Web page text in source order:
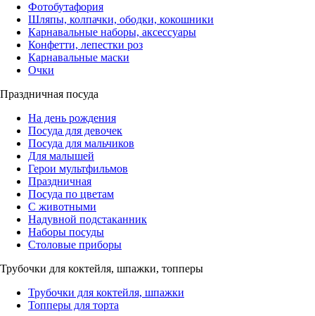
Фотобутафория
Шляпы, колпачки, ободки, кокошники
Карнавальные наборы, аксессуары
Конфетти, лепестки роз
Карнавальные маски
Очки
Праздничная посуда
На день рождения
Посуда для девочек
Посуда для мальчиков
Для малышей
Герои мультфильмов
Праздничная
Посуда по цветам
С животными
Надувной подстаканник
Наборы посуды
Столовые приборы
Трубочки для коктейля, шпажки, топперы
Трубочки для коктейля, шпажки
Топперы для торта